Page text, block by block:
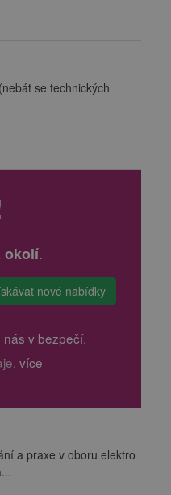
se technických
okolí.
v bezpečí.
více
a praxe v oboru elektro